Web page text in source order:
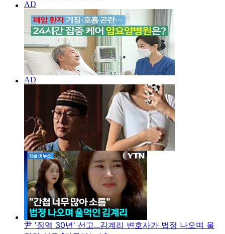
尹 '징역 30년' 선고...김계리 변호사가 법정 나오며 울